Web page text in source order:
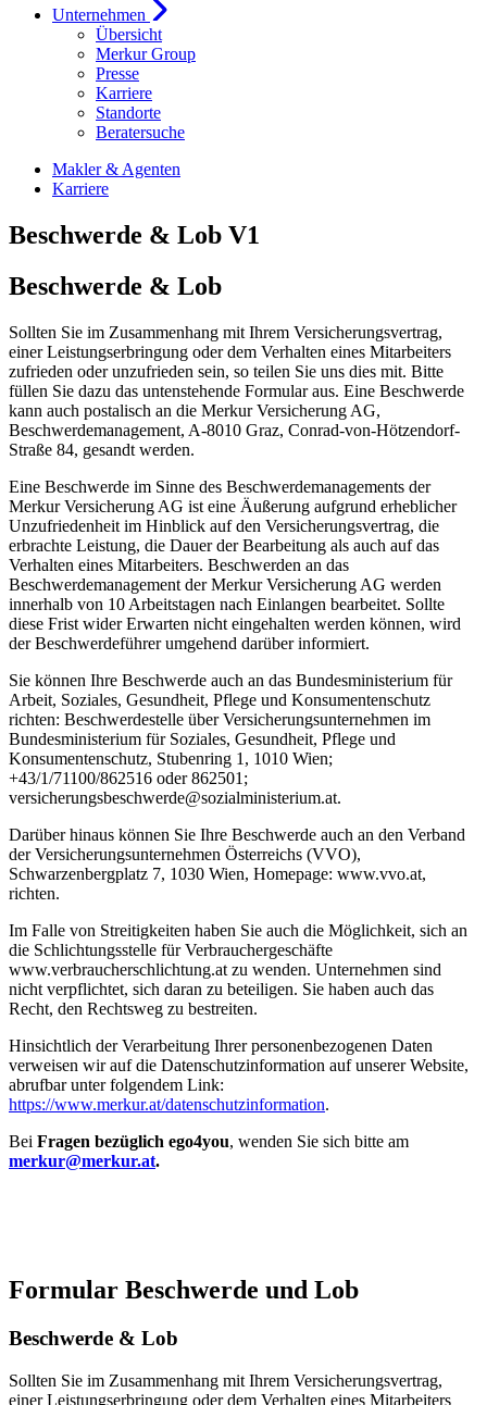
Unternehmen
Übersicht
Merkur Group
Presse
Karriere
Standorte
Beratersuche
Makler & Agenten
Karriere
Beschwerde & Lob V1
Beschwerde & Lob
Sollten Sie im Zusammenhang mit Ihrem Versicherungsvertrag,
einer Leistungserbringung oder dem Verhalten eines Mitarbeiters
zufrieden oder unzufrieden sein, so teilen Sie uns dies mit. Bitte
füllen Sie dazu das untenstehende Formular aus. Eine Beschwerde
kann auch postalisch an die Merkur Versicherung AG,
Beschwerdemanagement, A-8010 Graz, Conrad-von-Hötzendorf-
Straße 84, gesandt werden.
Eine Beschwerde im Sinne des Beschwerdemanagements der
Merkur Versicherung AG ist eine Äußerung aufgrund erheblicher
Unzufriedenheit im Hinblick auf den Versicherungsvertrag, die
erbrachte Leistung, die Dauer der Bearbeitung als auch auf das
Verhalten eines Mitarbeiters. Beschwerden an das
Beschwerdemanagement der Merkur Versicherung AG werden
innerhalb von 10 Arbeitstagen nach Einlangen bearbeitet. Sollte
diese Frist wider Erwarten nicht eingehalten werden können, wird
der Beschwerdeführer umgehend darüber informiert.
Sie können Ihre Beschwerde auch an das Bundesministerium für
Arbeit, Soziales, Gesundheit, Pflege und Konsumentenschutz
richten: Beschwerdestelle über Versicherungsunternehmen im
Bundesministerium für Soziales, Gesundheit, Pflege und
Konsumentenschutz, Stubenring 1, 1010 Wien;
+43/1/71100/862516 oder 862501;
versicherungsbeschwerde@sozialministerium.at.
Darüber hinaus können Sie Ihre Beschwerde auch an den Verband
der Versicherungsunternehmen Österreichs (VVO),
Schwarzenbergplatz 7, 1030 Wien, Homepage: www.vvo.at,
richten.
Im Falle von Streitigkeiten haben Sie auch die Möglichkeit, sich an
die Schlichtungsstelle für Verbrauchergeschäfte
www.verbraucherschlichtung.at zu wenden. Unternehmen sind
nicht verpflichtet, sich daran zu beteiligen. Sie haben auch das
Recht, den Rechtsweg zu bestreiten.
Hinsichtlich der Verarbeitung Ihrer personenbezogenen Daten
verweisen wir auf die Datenschutzinformation auf unserer Website,
abrufbar unter folgendem Link:
https://www.merkur.at/datenschutzinformation.
Bei Fragen bezüglich ego4you, wenden Sie sich bitte am
merkur@merkur.at.
Formular Beschwerde und Lob
Beschwerde & Lob
Sollten Sie im Zusammenhang mit Ihrem Versicherungsvertrag,
einer Leistungserbringung oder dem Verhalten eines Mitarbeiters